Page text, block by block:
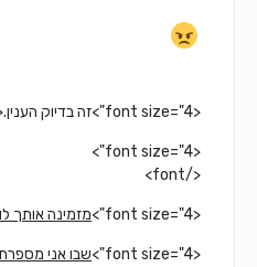
<font size="4">זה בדיוק הענין.</font>
<font size="4">
</font>
<font size="4"> מזמינה אותך לוובינר
<font size="4">
שבו אני